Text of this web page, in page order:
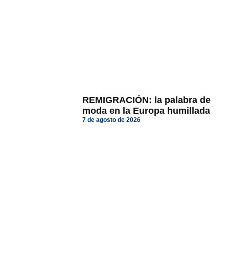
REMIGRACIÓN: la palabra de
moda en la Europa humillada
7 de agosto de 2026